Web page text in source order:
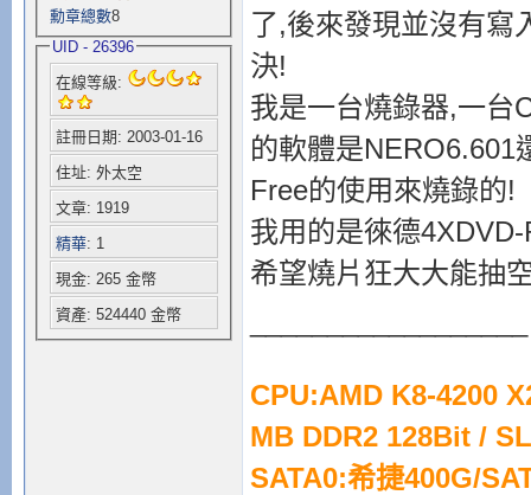
勳章總數8
UID - 26396
在線等級:
註冊日期: 2003-01-16
住址: 外太空
文章: 1919
精華: 1
現金: 265 金幣
資產: 524440 金幣
了,後來發現並沒有寫
決!
我是一台燒錄器,一台
的軟體是NERO6.601
Free的使用來燒錄的!
我用的是徠德
希望燒片狂大大能抽
CPU:AMD K8-4200
MB DDR2 128Bit /
SATA0:希捷400G/